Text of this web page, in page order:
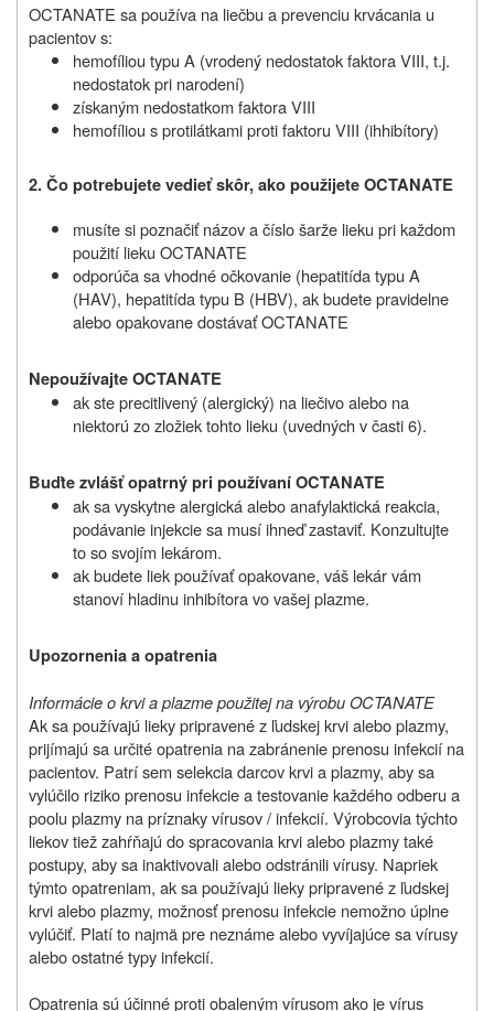
OCTANATE sa používa na liečbu a prevenciu krvácania u
pacientov s:
hemofíliou typu A (vrodený nedostatok faktora VIII, t.j.
nedostatok pri narodení)
získaným nedostatkom faktora VIII
hemofíliou s protilátkami proti faktoru VIII (ihhibítory)
2. Čo potrebujete vedieť skôr, ako použijeteOCTANATE
musíte si poznačiť názov a číslo šarže lieku pri každom
použití lieku OCTANATE
odporúča sa vhodné očkovanie (hepatitída typu A
(HAV), hepatitída typu B (HBV), ak budete pravidelne
alebo opakovane dostávať OCTANATE
Nepoužívajte OCTANATE
ak ste precitlivený (alergický) na liečivo alebo na
niektorú zo zložiek tohto lieku (uvedných v časti 6).
Buďte zvlášť opatrný pri používaní OCTANATE
ak sa vyskytne alergická alebo anafylaktická reakcia,
podávanie injekcie sa musí ihneď zastaviť. Konzultujte
to so svojím lekárom.
ak budete liek používať opakovane, váš lekár vám
stanoví hladinu inhibítora vo vašej plazme.
Upozornenia a opatrenia
Informácie o krvi a plazme použitej na výrobu OCTANATE
Ak sa používajú lieky pripravené z ľudskej krvi alebo plazmy,
prijímajú sa určité opatrenia na zabránenie prenosu infekcií na
pacientov. Patrí sem selekcia darcov krvi a plazmy, aby sa
vylúčilo riziko prenosu infekcie a testovanie každého odberu a
poolu plazmy na príznaky vírusov / infekcií. Výrobcovia týchto
liekov tiež zahŕňajú do spracovania krvi alebo plazmy také
postupy, aby sa inaktivovali alebo odstránili vírusy. Napriek
týmto opatreniam, ak sa používajú lieky pripravené z ľudskej
krvi alebo plazmy, možnosť prenosu infekcie nemožno úplne
vylúčiť. Platí to najmä pre neznáme alebo vyvíjajúce sa vírusy
alebo ostatné typy infekcií.
Opatrenia sú účinné proti obaleným vírusom ako je vírus